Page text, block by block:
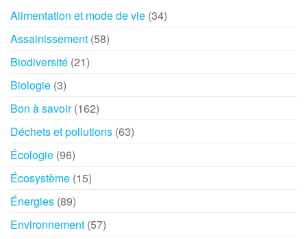
Alimentation et mode de vie (34)
Assainissement (58)
Biodiversité (21)
Biologie (3)
Bon à savoir(162)
Déchets et pollutions (63)
Écologie (96)
Écosystème (15)
Énergies (89)
Environnement (57)